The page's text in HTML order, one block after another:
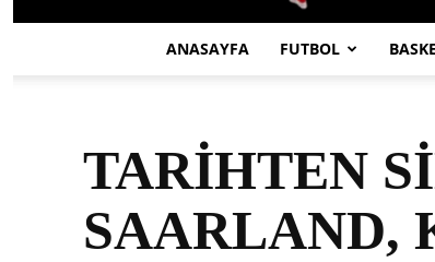
ANASAYFA FUTBOL
TARİHTEN
SAARLAND,